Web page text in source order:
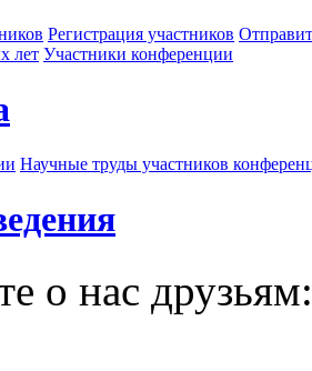
Регистрация участников
лет Участники конференции
Научные труды участников
о нас друзьям: